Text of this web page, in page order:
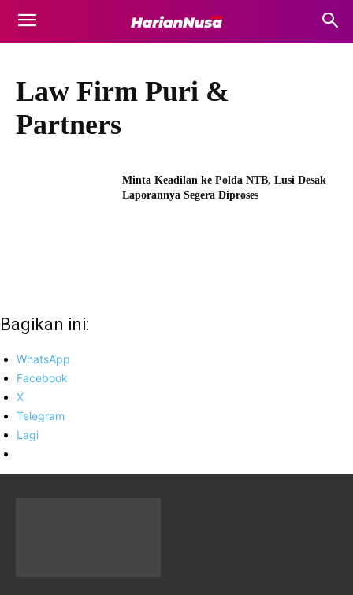
Law Firm Puri &
Partners
Minta Keadilan ke Polda NTB, Lusi Desak
Laporannya Segera Diproses
Bagikan ini:
WhatsApp
Facebook
X
Telegram
Lagi